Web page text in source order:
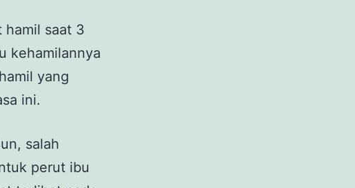
saat 3
kehamilannya
yang
ini.
salah
perut ibu